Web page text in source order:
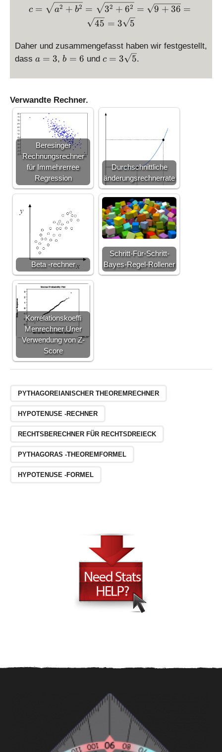
c =
c = a2 + b2 = 32 + 62 = 9 + 36 =
45 = 3 5
Daher und zusammengefasst haben wir festgestellt,
dass a
3
a = 3,b
6
b = 6 und c
3
q
c = 3 5.
Verwandte Rechner.
Beresinger
Rechnungsrechner
für Immehrerree
Regression
Durchschnittliche
änderungsrechnerrate
Beta -rechner
Schritt-Für-Schritt-
Bayes-Regel-Rollener
Korrelationskoeffi
Menrechner Uner
Verwendung von Z-
Score
PYTHAGOREIANISCHER THEOREMRECHNER
HYPOTENUSE -RECHNER
RECHTSBERECHNER FÜR RECHTSDREIECK
PYTHAGORAS -THEOREMFORMEL
HYPOTENUSE -FORMEL